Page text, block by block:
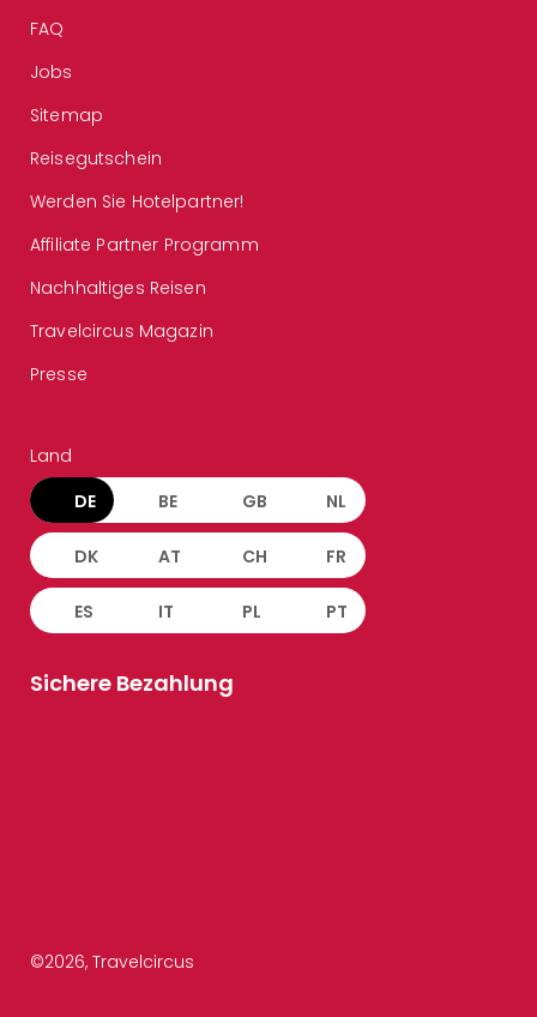
FAQ
Jobs
Sitemap
Reisegutschein
Werden Sie Hotelpartner!
Affiliate Partner Programm
Nachhaltiges Reisen
Travelcircus Magazin
Presse
Land
DE BE GB NL
DK AT CH FR
ES IT PL PT
Sichere Bezahlung
©2026, Travelcircus